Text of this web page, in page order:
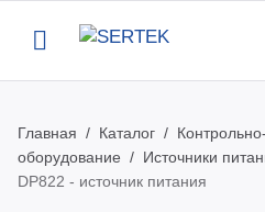
Главная Каталог
оборудование
Источники
DP822 - источник питания